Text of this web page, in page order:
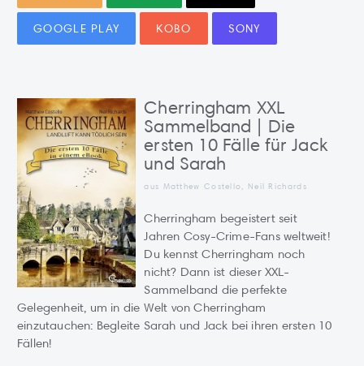
GOOGLE PLAY KOBO SONY
Cherringham XXL
Sammelband | Die
ersten 10 Fälle für Jack
und Sarah
aus Matthew Costello, Neil Richards
Cherringham begeistert seit
Jahren Cosy-Crime-Fans weltweit!
Du kennst Cherringham noch
nicht? Dann ist dieser XXL-
Sammelband die perfekte
Gelegenheit, um in die Welt von Cherringham
einzutauchen: Begleite Sarah und Jack bei ihren ersten 10
Fällen!